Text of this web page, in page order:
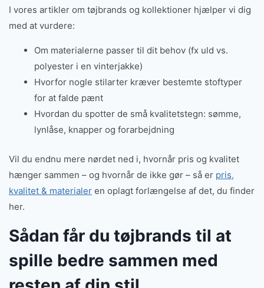
I vores artikler om tøjbrands og kollektioner hjælper vi dig
med at vurdere:
Om materialerne passer til dit behov (fx uld vs.
polyester i en vinterjakke)
Hvorfor nogle stilarter kræver bestemte stoftyper
for at falde pænt
Hvordan du spotter de små kvalitetstegn: sømme,
lynlåse, knapper og forarbejdning
Vil du endnu mere nørdet ned i, hvornår pris og kvalitet
hænger sammen – og hvornår de ikke gør – så er pris,
kvalitet & materialer en oplagt forlængelse af det, du finder
her.
Sådan får du tøjbrands til at
spille bedre sammen med